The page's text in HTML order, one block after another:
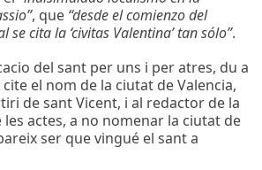
, que “desde el comienzo del
cita la ‘civitas Valentina’ tan sólo”.
del sant per uns i per atres, du a
el nom de la ciutat de Valencia,
de sant Vicent, i al redactor de la
les actes, a no nomenar la ciutat de
ser que vingué el sant a